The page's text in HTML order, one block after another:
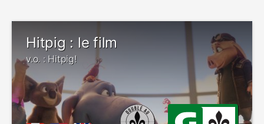
Hitpig : le film
v.o. : Hitpig!